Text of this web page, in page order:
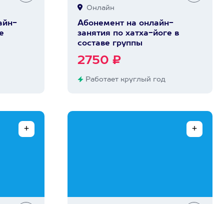
Онлайн
Абонемент на онлайн-
занятия по хатха-йоге в
составе группы
2750 ₽
Работает круглый год